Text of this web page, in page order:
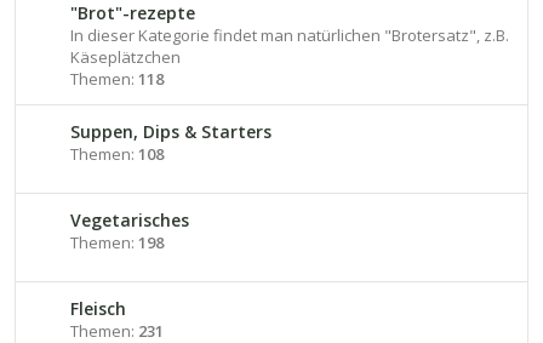
"Brot"-rezepte
In dieser Kategorie findet man natürlichen "Brotersatz", z.B.
Käseplätzchen
Themen: 118
Suppen, Dips & Starters
Themen: 108
Vegetarisches
Themen: 198
Fleisch
Themen: 231